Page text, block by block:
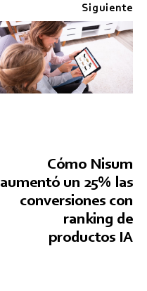
Siguiente
Cómo Nisum
aumentó un 25% las
conversiones con
ranking de
productos IA